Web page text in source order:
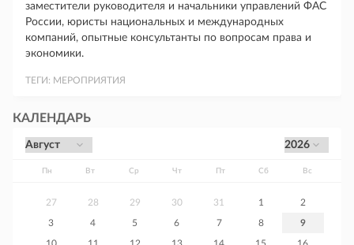
заместители руководителя и начальники управлений ФАС
России, юристы национальных и международных
компаний, опытные консультанты по вопросам права и
экономики.
ТЕГИ: МЕРОПРИЯТИЯ
КАЛЕНДАРЬ
Пн Вт Ср Чт Пт Сб Вс
27 28 29 30 31 1 2
3 4 5 6 7 8 9